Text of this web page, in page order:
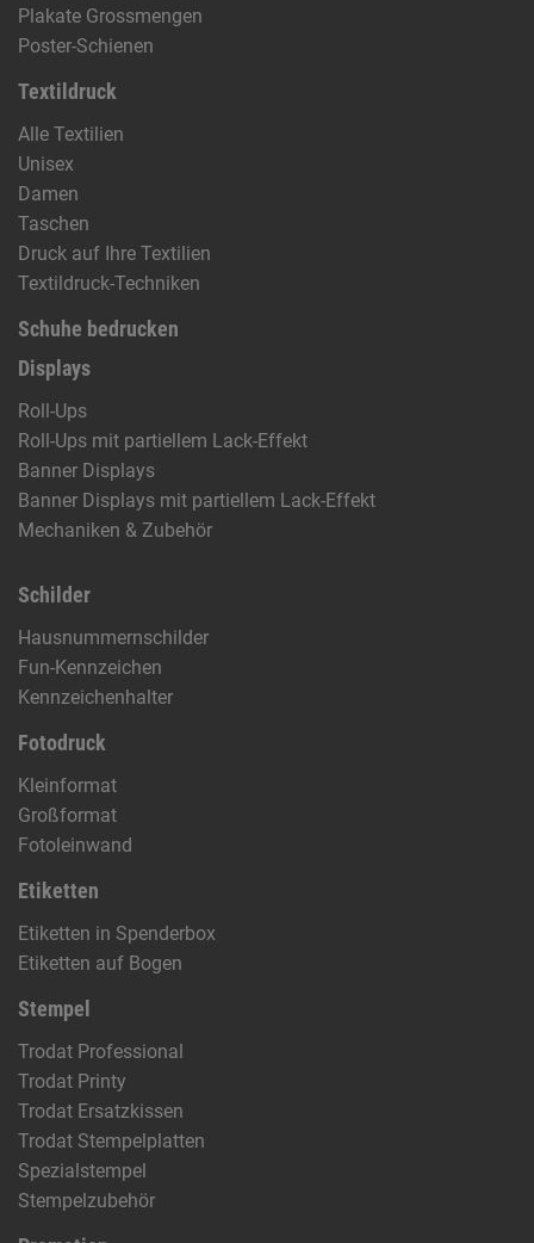
Plakate Grossmengen
Poster-Schienen
Textildruck
Alle Textilien
Unisex
Damen
Taschen
Druck auf Ihre Textilien
Textildruck-Techniken
Schuhe bedrucken
Displays
Roll-Ups
Roll-Ups mit partiellem Lack-Effekt
Banner Displays
Banner Displays mit partiellem Lack-Effekt
Mechaniken & Zubehör
Schilder
Hausnummernschilder
Fun-Kennzeichen
Kennzeichenhalter
Fotodruck
Kleinformat
Großformat
Fotoleinwand
Etiketten
Etiketten in Spenderbox
Etiketten auf Bogen
Stempel
Trodat Professional
Trodat Printy
Trodat Ersatzkissen
Trodat Stempelplatten
Spezialstempel
Stempelzubehör